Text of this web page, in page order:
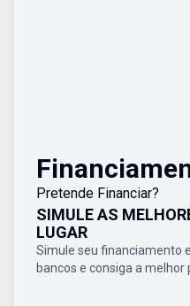
Pretende Financiar?
SIMULE AS
LUGAR
Simule seu financiamento
bancos e consiga a melhor